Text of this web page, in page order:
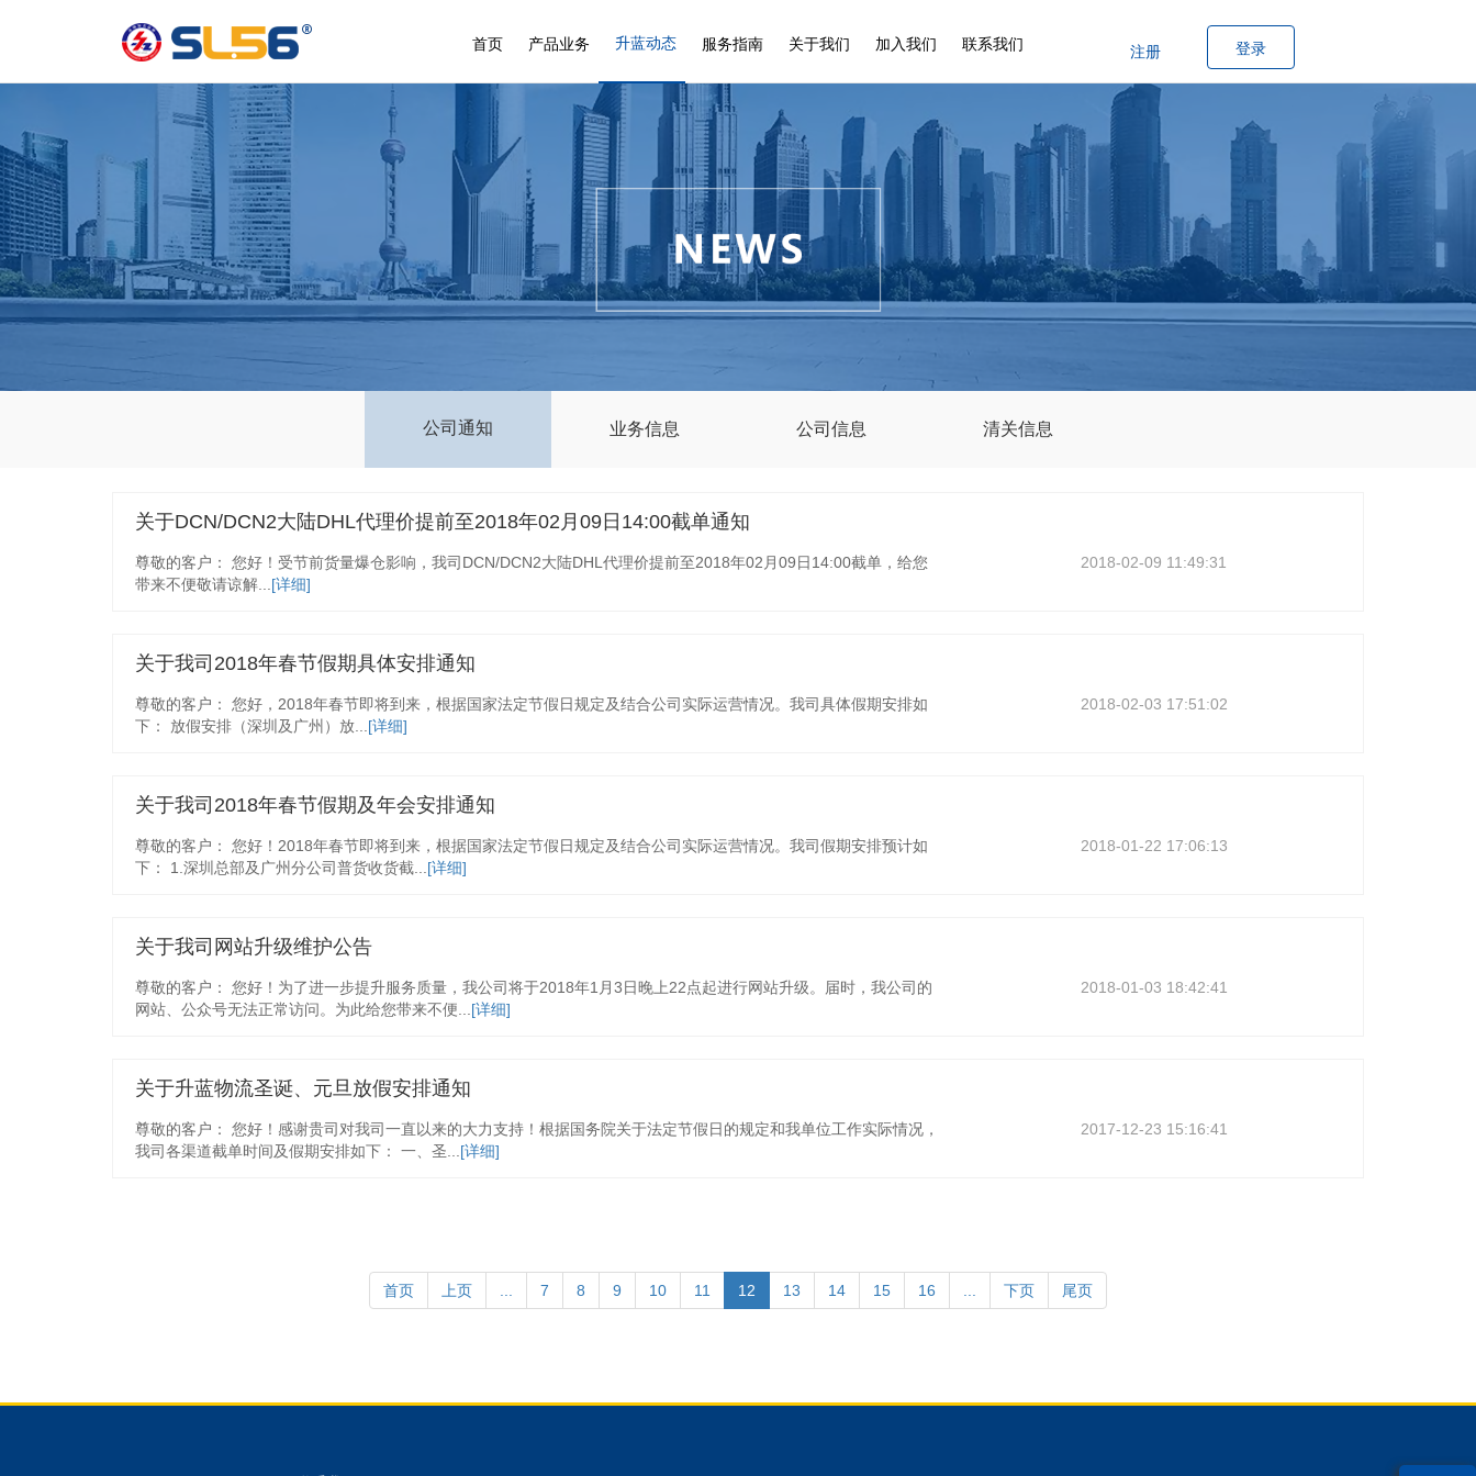
首页 产品业务 升蓝动态 服务指南 关于我们 加入我们 联系我们 注册 登录
公司通知 业务信息 公司信息 清关信息
关于DCN/DCN2大陆DHL代理价提前至2018年02月09日14:00截单通知
尊敬的客户： 您好！受节前货量爆仓影响，我司DCN/DCN2大陆DHL代理价提前至2018年02月09日14:00截单，给您
带来不便敬请谅解... [详细]
2018-02-09 11:49:31
关于我司2018年春节假期具体安排通知
尊敬的客户： 您好，2018年春节即将到来，根据国家法定节假日规定及结合公司实际运营情况。我司具体假期安排如
下： 放假安排（深圳及广州）放... [详细]
2018-02-03 17:51:02
关于我司2018年春节假期及年会安排通知
尊敬的客户： 您好！2018年春节即将到来，根据国家法定节假日规定及结合公司实际运营情况。我司假期安排预计如
下： 1.深圳总部及广州分公司普货收货截... [详细]
2018-01-22 17:06:13
关于我司网站升级维护公告
尊敬的客户： 您好！为了进一步提升服务质量，我公司将于2018年1月3日晚上22点起进行网站升级。届时，我公司的
网站、公众号无法正常访问。为此给您带来不便... [详细]
2018-01-03 18:42:41
关于升蓝物流圣诞、元旦放假安排通知
尊敬的客户： 您好！感谢贵司对我司一直以来的大力支持！根据国务院关于法定节假日的规定和我单位工作实际情况，
我司各渠道截单时间及假期安排如下： 一、圣... [详细]
2017-12-23 15:16:41
首页 上页 7 8 9 10 11 12 13 14 15 16 下页 尾页